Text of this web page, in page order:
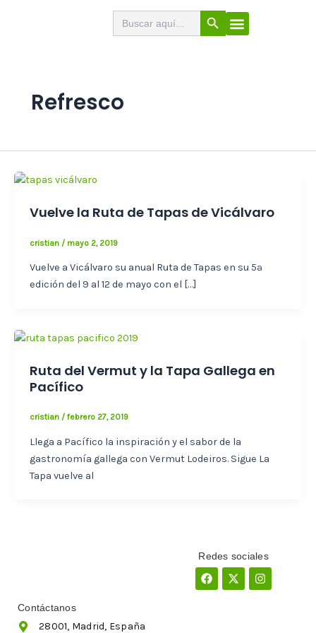
Menú
Buscar: Botón de búsqueda
Refresco
Vuelve la Ruta de Tapas de Vicálvaro
cristian / mayo 2, 2019
Vuelve a Vicálvaro su anual Ruta de Tapas en su 5ª
edición del 9 al 12 de mayo con el […]
Ruta del Vermut y la Tapa Gallega en
Pacífico
cristian / febrero 27, 2019
Llega a Pacífico la inspiración y el sabor de la
gastronomía gallega con Vermut Lodeiros. Sigue La
Tapa vuelve al
Redes sociales
Facebook
X-
twitter
Instagram
Contáctanos
28001, Madrid, España